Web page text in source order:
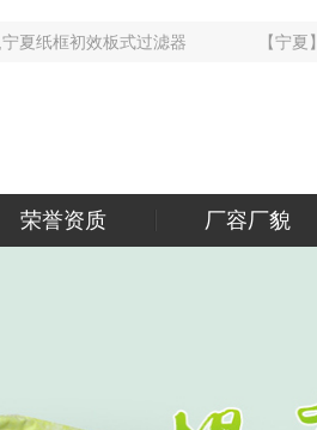
器,宁夏纸框初效板式过滤器 【宁夏】
荣誉资质 厂容厂貌